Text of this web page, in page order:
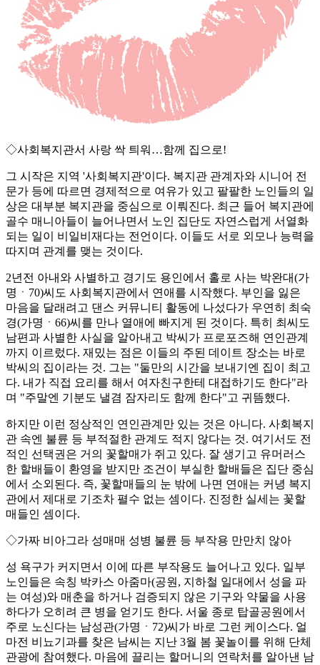
◇사회복지관서 사랑 싹 틔워…함께 집으로!
그 시작은 지역 '사회복지관'이다. 복지관 관계자와 시니어 전
문가 등에 따르면 경제적으로 여유가 있고 팔팔한 노인들의 일
상은 대부분 복지관을 중심으로 이뤄진다. 최근 들어 복지관에
골수 매니아들이 늘어나면서 노인 집단도 자연스럽게 서열화
되는 일이 비일비재다는 전언이다. 이들도 서로 외모나 능력을
따지며 관계를 맺는 것이다.
2년전 아내와 사별하고 경기도 용인에서 홀로 사는 박완대(가
명ㆍ70)씨도 사회복지관에서 연애를 시작했다. 부인을 잃은
마음을 달래려고 댄스 커뮤니티 활동에 나섰다가 우연히 최숙
경(가명ㆍ66)씨를 만나 열애에 빠지게 된 것이다. 특히 최씨도
남편과 사별한 사실을 알아내고 박씨가 프로포즈해 연인관계
까지 이르렀다. 재밌는 점은 이들의 주된 데이트 장소는 바로
박씨의 집이라는 것. 그는 "둘만의 시간을 보내기엔 집이 최고
다. 내가 직접 요리를 해서 여자친구한테 대접하기도 한다"라
며 "주말엔 기분도 낼겸 잠자리도 함께 한다"고 귀뜸했다.
하지만 이런 정상적인 연인관계만 있는 것은 아니다. 사회복지
관 속엔 불륜 등 부적절한 관계도 적지 않다는 것. 여기서도 전
적인 선택권은 거의 꽃할매가 쥐고 있다. 잘 생기고 유머러스
한 할배들이 환영을 받지만 조건이 부실한 할배들은 집단 중심
에서 소외된다. 즉, 꽃할매들의 눈 밖에 나면 연애는 커녕 복지
관에서 제대로 기조차 펼수 없는 셈이다. 진정한 실세는 꽃할
매들인 셈이다.
◇가짜 비아그라 성매매 성병 불륜 등 부작용 만만치 않아
성 욕구가 커지면서 이에 따른 부작용도 늘어나고 있다. 일부
노인들은 속칭 박카스 아줌마(공원, 지하철 일대에서 성을 파
는 여성)와 매춘을 하거나 검증되지 않은 기구와 약물을 사용
하다가 오히려 큰 병을 얻기도 한다. 서울 종로 탑골공원에서
주로 노신다는 남성관(가명ㆍ72)씨가 바로 그런 케이스다. 얼
마전 비뇨기과를 찾은 남씨는 지난 3월 봄 꽃놀이를 위해 단체
관광에 참여했다. 마음에 끌리는 할머니의 연락처를 알아낸 남